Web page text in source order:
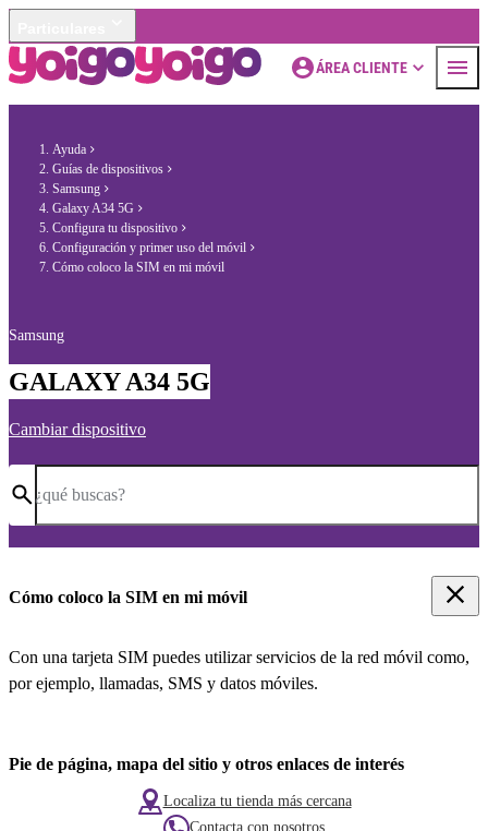
ÁREA CLIENTE
Ayuda
Guías de dispositivos
Samsung
Galaxy A34 5G
Configura tu dispositivo
Configuración y primer uso del móvil
Cómo coloco la SIM en mi móvil
Samsung
GALAXY A34 5G
Cambiar dispositivo
¿qué buscas?
Cómo coloco la SIM en mi móvil
Con una tarjeta SIM puedes utilizar servicios de la red móvil como,
por ejemplo, llamadas, SMS y datos móviles.
Pie de página, mapa del sitio y otros enlaces de interés
Localiza tu tienda más cercana
Contacta con nosotros